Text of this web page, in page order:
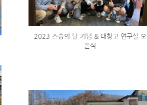
2023 스승의 날 기념 & 대창고 연구실 오
픈식